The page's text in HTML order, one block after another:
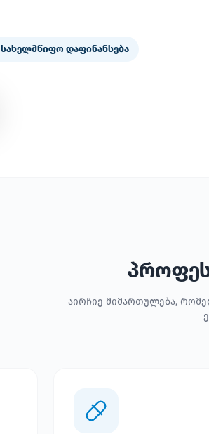
სახელმწიფო დაფინანსება
აირჩიე მიმართულება,